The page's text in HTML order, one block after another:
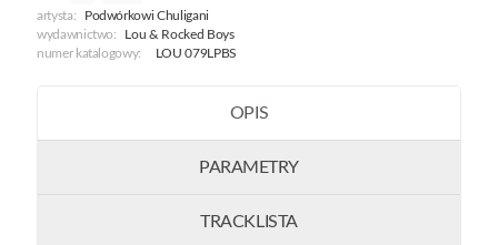
artysta:
Podwórkowi Chuligani
wydawnictwo:
Lou & Rocked Boys
numer katalogowy:
LOU 079LPBS
OPIS
PARAMETRY
TRACKLISTA